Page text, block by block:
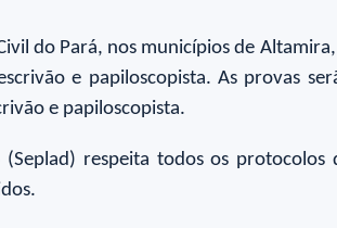
do Pará, nos municípios de Altamira,
e papiloscopista. As provas
e papiloscopista.
respeita todos os protocolos